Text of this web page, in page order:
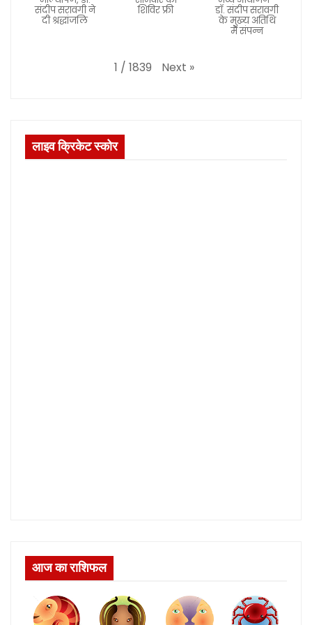
संदीप सरावगी ने
दी श्रद्धांजलि
शिविर फ्री
डॉ. संदीप सरावगी
के मुख्य अतिथि
में संपन्न
1 / 1839 Next »
लाइव क्रिकेट स्कोर
आज का राशिफल